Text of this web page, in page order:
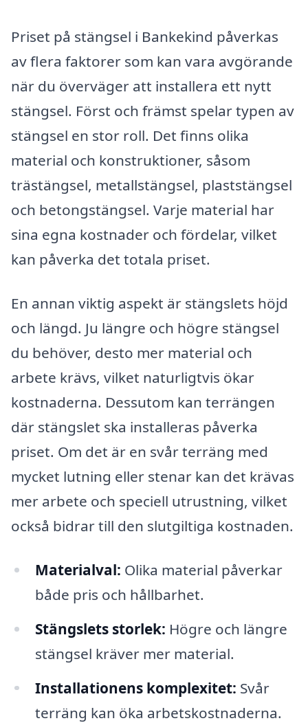
Priset på stängsel i Bankekind påverkas
av flera faktorer som kan vara avgörande
när du överväger att installera ett nytt
stängsel. Först och främst spelar typen av
stängsel en stor roll. Det finns olika
material och konstruktioner, såsom
trästängsel, metallstängsel, plaststängsel
och betongstängsel. Varje material har
sina egna kostnader och fördelar, vilket
kan påverka det totala priset.
En annan viktig aspekt är stängslets höjd
och längd. Ju längre och högre stängsel
du behöver, desto mer material och
arbete krävs, vilket naturligtvis ökar
kostnaderna. Dessutom kan terrängen
där stängslet ska installeras påverka
priset. Om det är en svår terräng med
mycket lutning eller stenar kan det krävas
mer arbete och speciell utrustning, vilket
också bidrar till den slutgiltiga kostnaden.
Materialval: Olika material påverkar
både pris och hållbarhet.
Stängslets storlek: Högre och längre
stängsel kräver mer material.
Installationens komplexitet: Svår
terräng kan öka arbetskostnaderna.